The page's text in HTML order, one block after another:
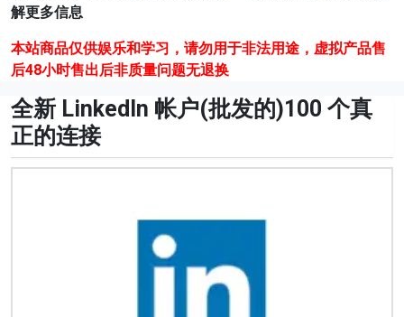
解更多信息
本站商品仅供娱乐和学习，请勿用于非法用途，虚拟产品售
后48小时售出后非质量问题无退换
全新 LinkedIn 帐户(批发的)100 个真
正的连接